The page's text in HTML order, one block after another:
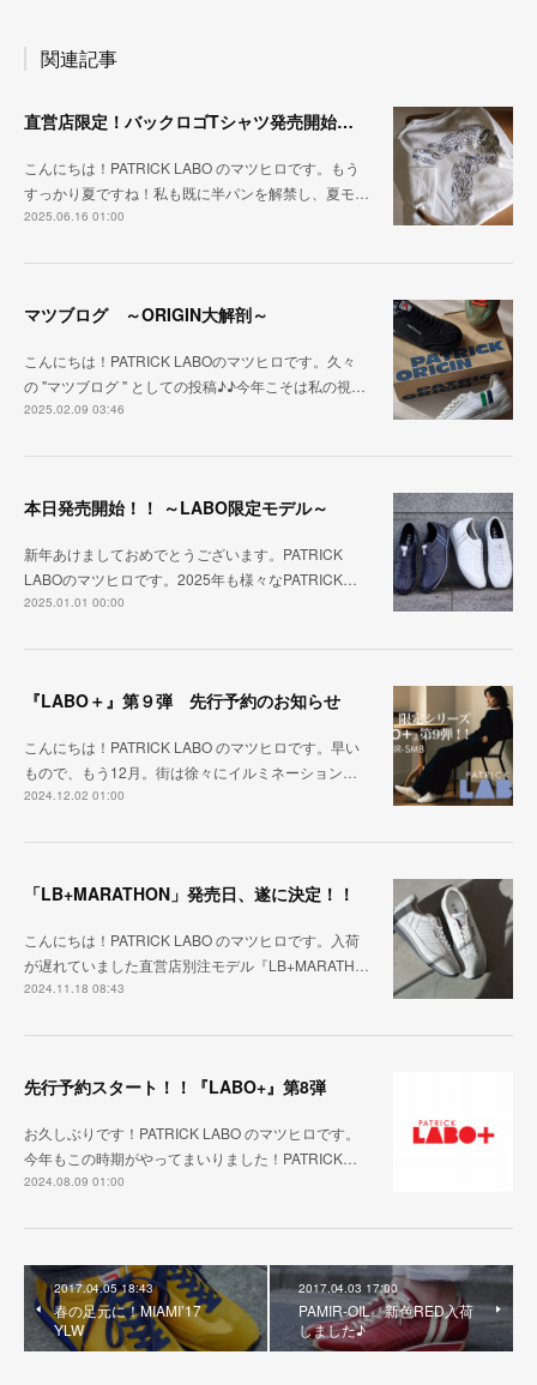
関連記事
直営店限定！バックロゴTシャツ発売開始！！
こんにちは！PATRICK LABO のマツヒロです。もう
すっかり夏ですね！私も既に半パンを解禁し、夏モ…
2025.06.16 01:00
マツブログ ～ORIGIN大解剖～
こんにちは！PATRICK LABOのマツヒロです。久々
の "マツブログ " としての投稿♪♪今年こそは私の視…
2025.02.09 03:46
本日発売開始！！ ～LABO限定モデル～
新年あけましておめでとうございます。PATRICK
LABOのマツヒロです。2025年も様々なPATRICK…
2025.01.01 00:00
『LABO＋』第９弾 先行予約のお知らせ
こんにちは！PATRICK LABO のマツヒロです。早い
もので、もう12月。街は徐々にイルミネーション…
2024.12.02 01:00
「LB+MARATHON」発売日、遂に決定！！
こんにちは！PATRICK LABO のマツヒロです。入荷
が遅れていました直営店別注モデル『LB+MARATH…
2024.11.18 08:43
先行予約スタート！！『LABO+』第8弾
お久しぶりです！PATRICK LABO のマツヒロです。
今年もこの時期がやってまいりました！PATRICK…
2024.08.09 01:00
2017.04.05 18:43
春の足元に！MIAMI’17
YLW
2017.04.03 17:00
PAMIR-OIL 新色RED入荷
しました♪